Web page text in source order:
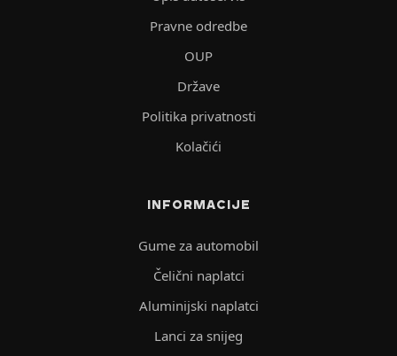
Pravne odredbe
OUP
Države
Politika privatnosti
Kolačići
INFORMACIJE
Gume za automobil
Čelični naplatci
Aluminijski naplatci
Lanci za snijeg